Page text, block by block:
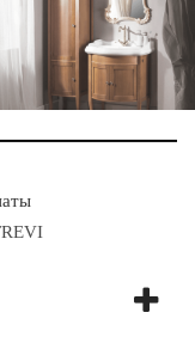
+
+
+